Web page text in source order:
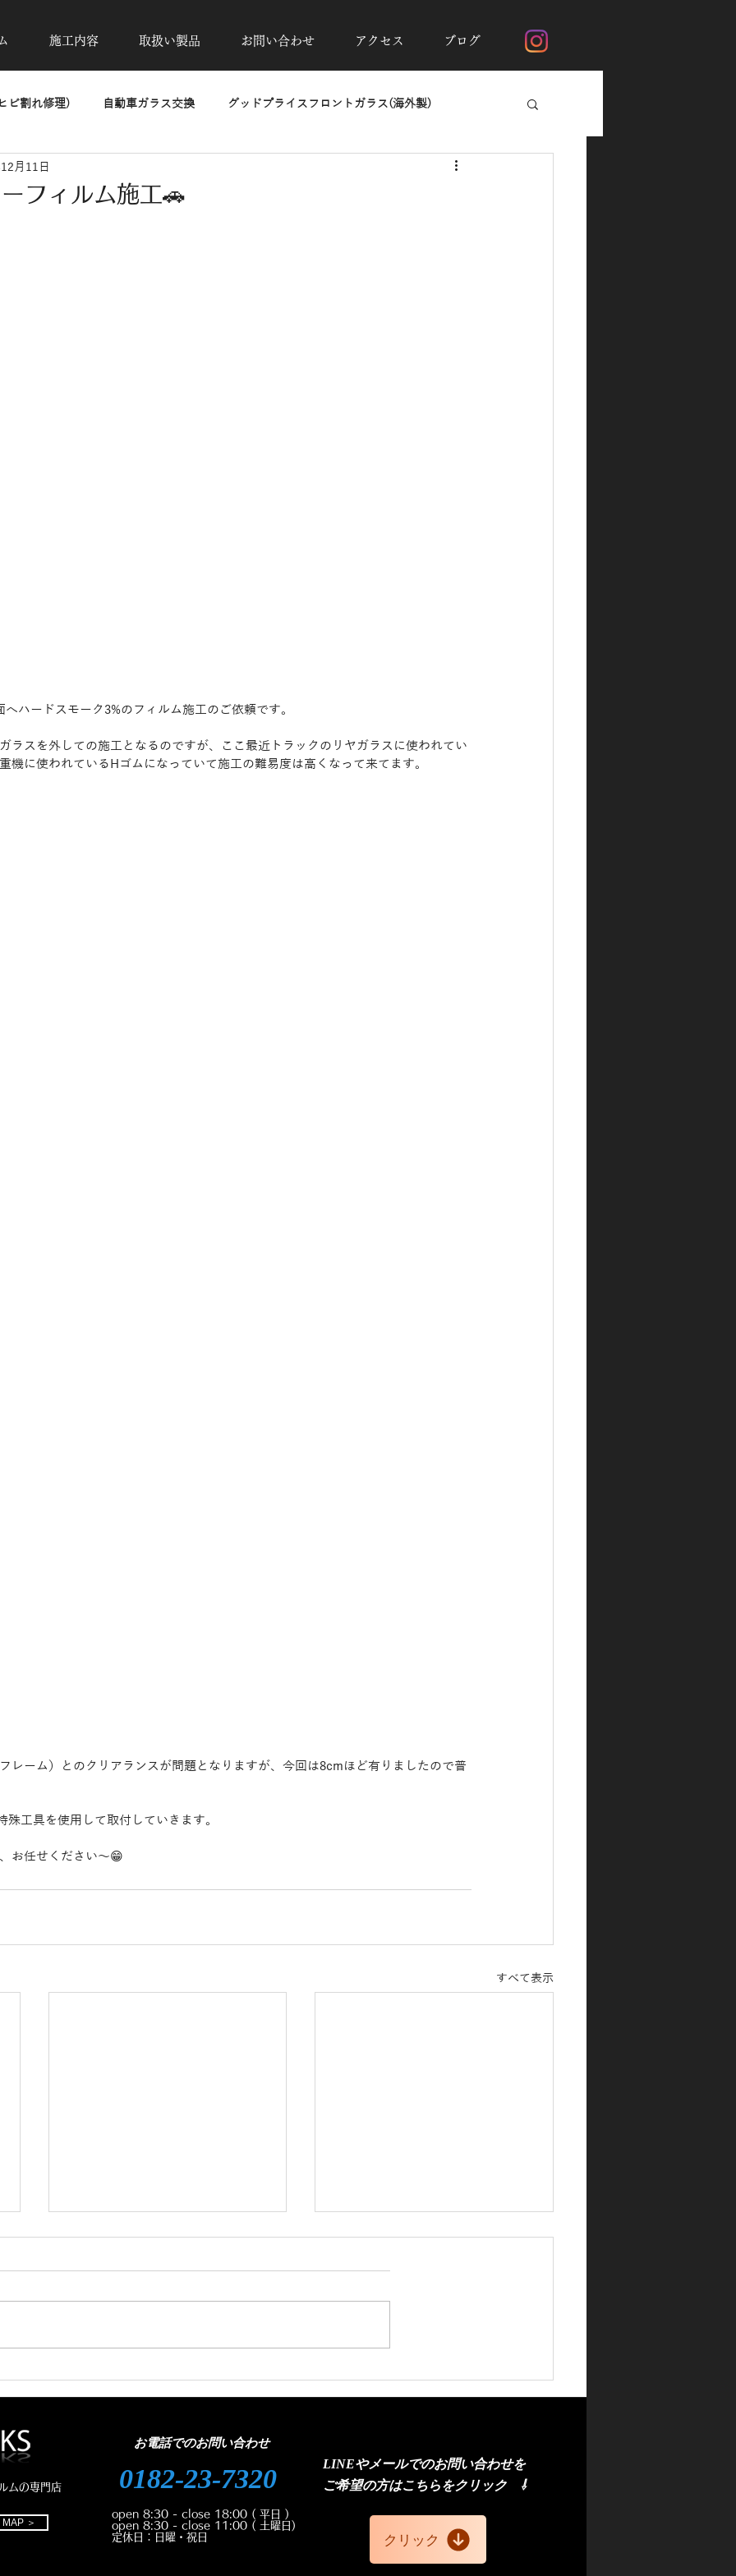
施工内容 取扱い製品 お問い合わせ アクセス ブログ
ビ割れ修理) 自動車ガラス交換 グッドプライスフロントガラス(海外製)
去 高断熱フィルムシルフィード
フィルム施工🚗
月11日
ハードスモーク3%のフィルム施工のご依頼です。
ラスを外しての施工となるのですが、ここ最近トラックのリヤガラスに使われてい
機に使われているHゴムになっていて施工の難易度は高くなって来てます。
レーム）とのクリアランスが問題となりますが、今回は8cmほど有りましたので普
殊工具を使用して取付していきます。
お任せください〜😁
すべて表示
新車ジムニーノマド カーフ
クラウンエステート透明断熱
ムの専門店
＞
0182-23-7320
お電話でのお問い合わせ
open 8:30 - close 18:00 ( 平日 )
open 8:30 - close 11:00 ( 土曜日)
定休日：日曜・祝日
LINEやメールでのお問い合わせを
ご希望の方はこちら​をクリック ⇩
クリック